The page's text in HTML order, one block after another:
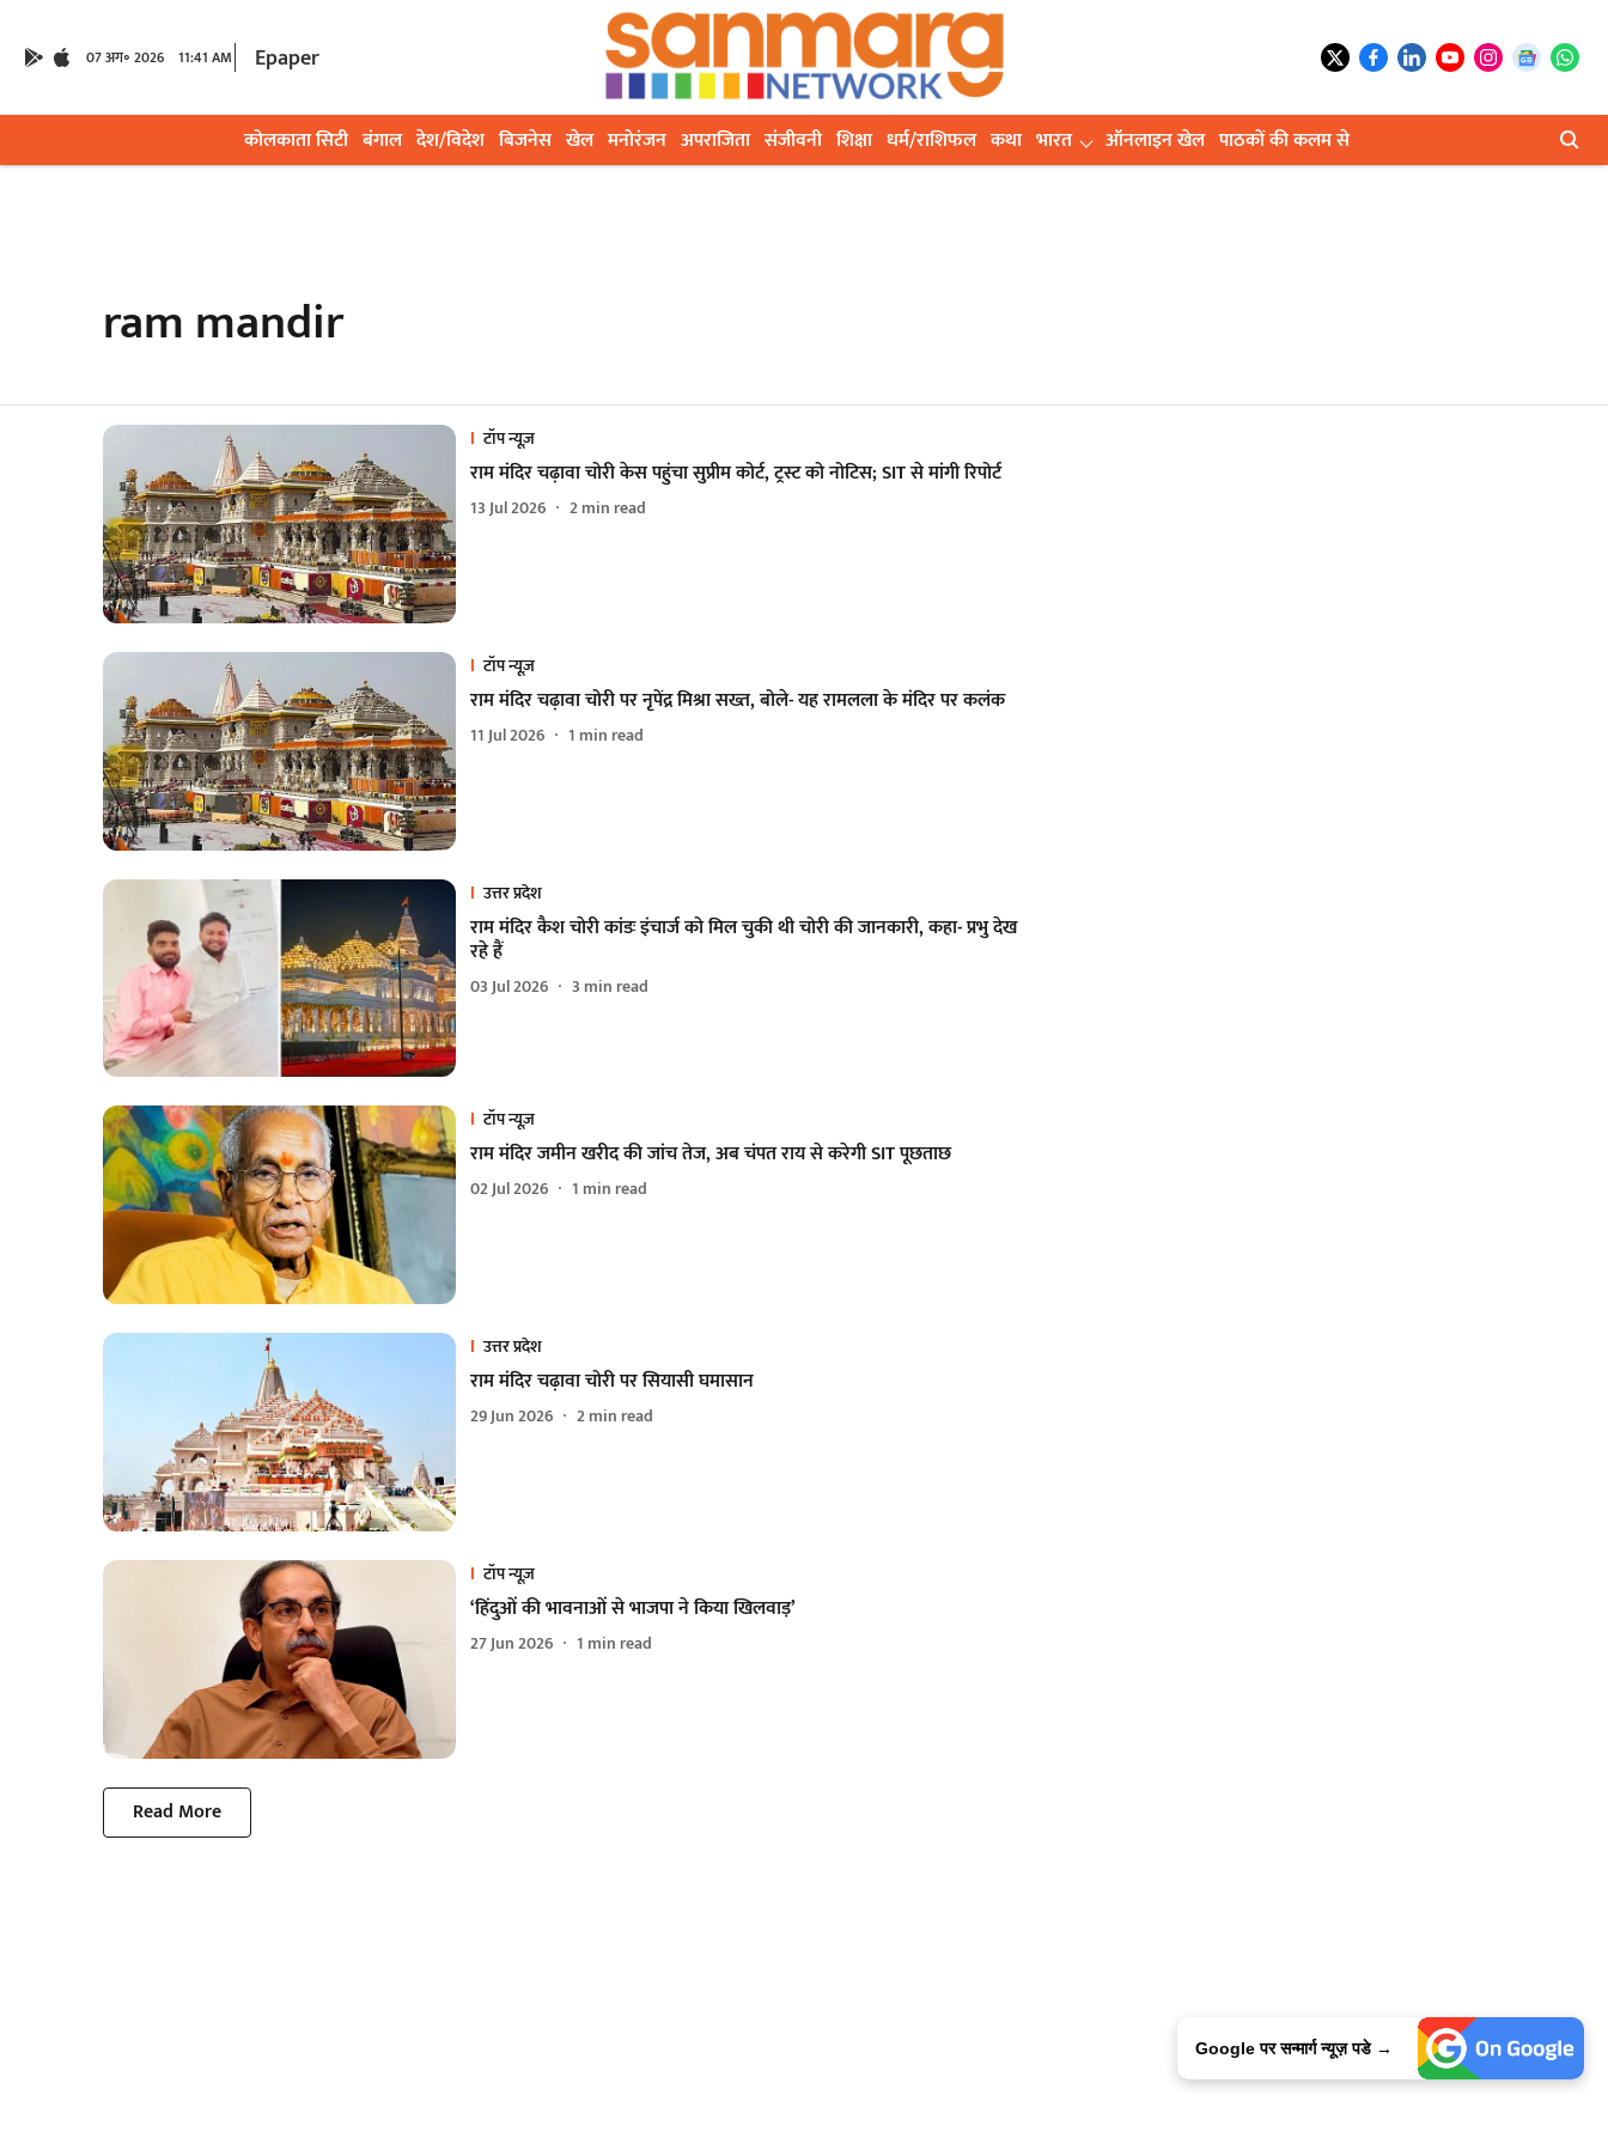
07 अग॰ 2026 11:41 AM Epaper
कोलकाता सिटी बंगाल देश/विदेश बिजनेस खेल मनोरंजन अपराजिता संजीवनी शिक्षा धर्म/राशिफल कथा भारत ऑनलाइन खेल पाठकों की कलम से
ram mandir
टॉप न्यूज़
राम मंदिर चढ़ावा चोरी केस पहुंचा सुप्रीम कोर्ट, ट्रस्ट को नोटिस; SIT से मांगी रिपोर्ट
13 Jul 2026 2min read
टॉप न्यूज़
राम मंदिर चढ़ावा चोरी पर नृपेंद्र मिश्रा सख्त, बोले- यह रामलला के मंदिर पर कलंक
11 Jul 2026 1 min read
उत्तर प्रदेश
राम मंदिर कैश चाेरी कांडः इंचार्ज को मिल चुकी थी चोरी की जानकारी, कहा- प्रभु देख
रहे हैं
03 Jul 2026 3 min read
टॉप न्यूज़
राम मंदिर जमीन खरीद की जांच तेज, अब चंपत राय से करेगी SIT पूछताछ
02 Jul 2026 1 min read
उत्तर प्रदेश
राम मंदिर चढ़ावा चोरी पर सियासी घमासान
29 Jun 2026 2min read
टॉप न्यूज़
‘हिंदुओं की भावनाओं से भाजपा ने किया खिलवाड़’
27 Jun 2026 1 min read
Read More
Google पर सन्मार्ग न्यूज़ पडे →